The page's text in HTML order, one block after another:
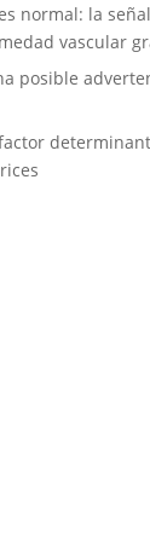
normal: la
vascular
posible